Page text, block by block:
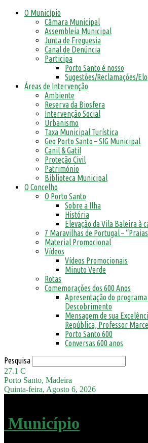
O Município
Câmara Municipal
Assembleia Municipal
Junta de Freguesia
Canal de Denúncia
Participa
Porto Santo é nosso
Sugestões/Reclamações/
Áreas de Intervenção
Ambiente
Reserva da Biosfera
Intervenção Social
Urbanismo
Taxa Municipal Turística
Geo Porto Santo – SIG Municipal
Canil & Gatil
Proteção Civil
Património
Biblioteca Municipal
O Concelho
O Porto Santo
Sobre a Ilha
História
Elevação da Vila Baleira à
7 Maravilhas de Portugal –
Material Promocional
Vídeos
Vídeos Promocionais
Minuto Verde
Rotas
Comemorações dos 600 Anos
Apresentação do
Descobrimento
Mensagem de sua
República, Professor
Porto Santo 600
Conversas 600 anos
Pesquisa
27.1 C
Porto Santo, Madeira
Quinta-feira, Agosto 6, 2026
Município